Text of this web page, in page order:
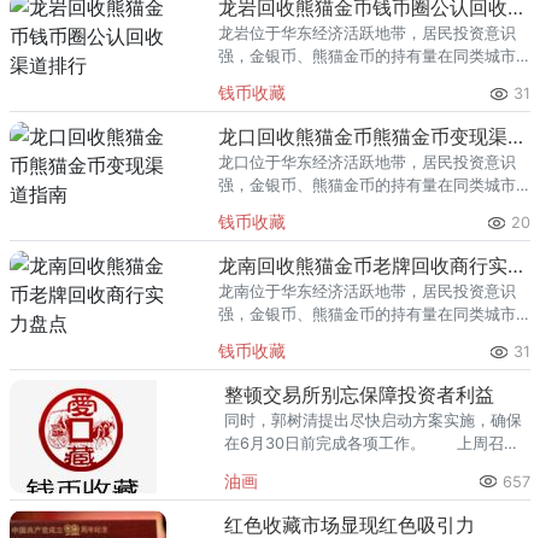
龙岩回收熊猫金币钱币圈公认回收渠道排行
龙岩位于华东经济活跃地带，居民投资意识
强，金银币、熊猫金币的持有量在同类城市
熊猫金币的需求就明显升温，但鱼龙混杂的
回收渠道里，能精准识别版别溢
钱币收藏 31
龙口回收熊猫金币熊猫金币变现渠道指南
龙口位于华东经济活跃地带，居民投资意识
强，金银币、熊猫金币的持有量在同类城市
熊猫金币的需求就明显升温，但鱼龙混杂的
回收渠道里，能精准识别版别溢
钱币收藏 20
龙南回收熊猫金币老牌回收商行实力盘点
龙南位于华东经济活跃地带，居民投资意识
强，金银币、熊猫金币的持有量在同类城市
熊猫金币的需求就明显升温，但鱼龙混杂的
回收渠道里，能精准识别版别溢
钱币收藏 31
整顿交易所别忘保障投资者利益
同时，郭树清提出尽快启动方案实施，确保
在6月30日前完成各项工作。 上周召开
的各部门职责和责任。
油画 657
红色收藏市场显现红色吸引力